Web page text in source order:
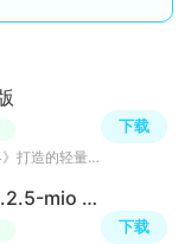
CAT科技（v1.0）是专为《我的世界》打造的轻量化公益辅助工具，界面简洁无广告，无需Root、适配安卓5.2以上
下载
Boat我的世界游戏启动器0.2.5-mio 手机版
下载